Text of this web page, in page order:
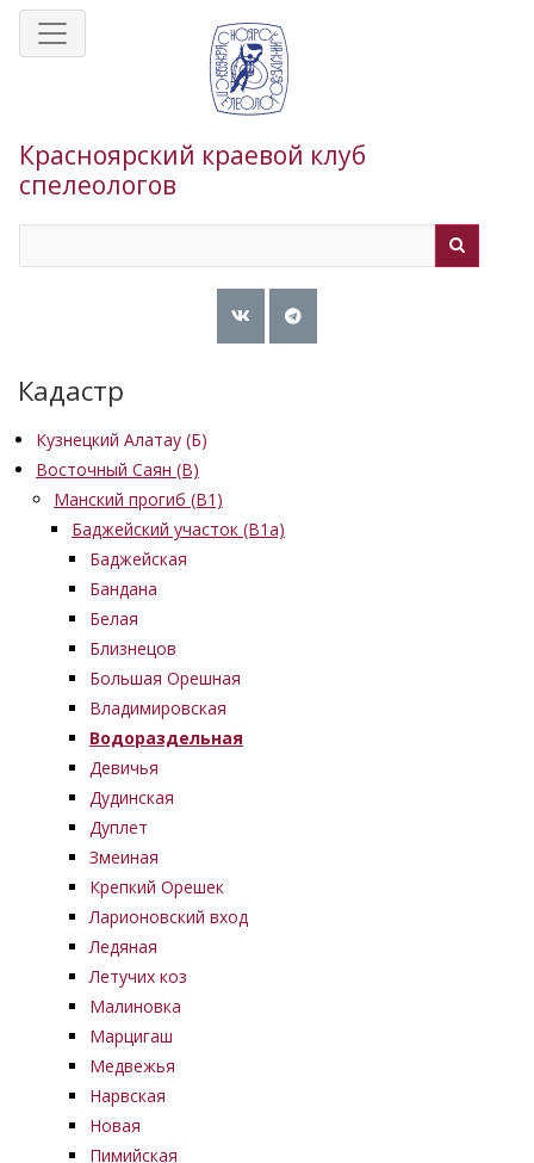
Перейти
Красноярский краевой клуб
спелеологов
Кадастр
Кузнецкий Алатау (Б)
Восточный Саян (B)
Манский прогиб (B1)
Баджейский участок (В1а)
Баджейская
Бандана
Белая
Близнецов
Большая Орешная
Владимировская
Водораздельная
Девичья
Дудинская
Дуплет
Змеиная
Крепкий Орешек
Ларионовский вход
Ледяная
Летучих коз
Малиновка
Марцигаш
Медвежья
Нарвская
Новая
Пимийская